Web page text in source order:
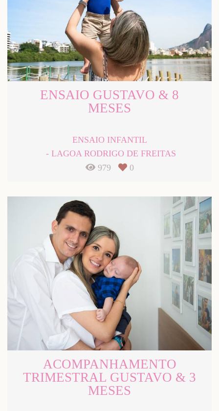
ENSAIO GUSTAVO & 8
MESES
ENSAIO INFANTIL
LAGOA RODRIGO DE FREITAS
979
0
ACOMPANHAMENTO
TRIMESTRAL GUSTAVO & 3
MESES